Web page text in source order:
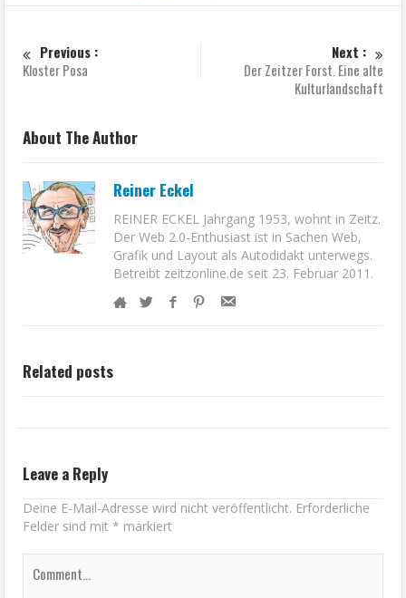
Previous :
Kloster Posa
Next :
Der Zeitzer Forst. Eine alte
Kulturlandschaft
About The Author
Reiner Eckel
REINER ECKEL Jahrgang 1953, wohnt in Zeitz.
Der Web 2.0-Enthusiast ist in Sachen Web,
Grafik und Layout als Autodidakt unterwegs.
Betreibt zeitzonline.de seit 23. Februar 2011.
Related posts
Leave a Reply
Deine E-Mail-Adresse wird nicht veröffentlicht. Erforderliche
Felder sind mit* markiert